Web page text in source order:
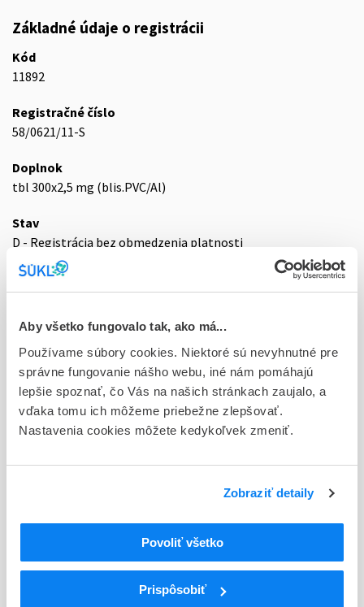
Aby všetko fungovalo tak, ako má...
Používame súbory cookies. Niektoré sú nevyhnutné pre
správne fungovanie nášho webu, iné nám pomáhajú
lepšie spoznať, čo Vás na našich stránkach zaujalo, a
vďaka tomu ich môžeme priebežne zlepšovať.
Nastavenia cookies môžete kedykoľvek zmeniť.
Zobraziť detaily
Povoliť všetko
Prispôsobiť
Základné údaje o registrácii
Kód
11892
Registračné číslo
58/0621/11-S
Doplnok
tbl 300x2,5 mg (blis.PVC/Al)
Stav
D - Registrácia bez obmedzenia platnosti
Typ registračnej procedúry
Vzájomné uznávanie (mutual recognition proc.)
Držiteľ, krajina
Sanofi Winthrop Industrie, Francúzsko
Indikačná skupina
58 - HYPOTENSIVA
C
KARDIOVASKULÁRNY SYSTÉM
ANGIOTENZÍNOVÝ SYSTÉM
C09A
ANGIOTENZÍN, SAMOTNÉ
C09AA
angiotenzín
Ramipril